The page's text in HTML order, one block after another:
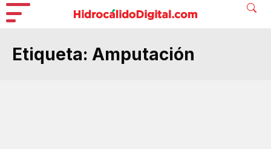
Etiqueta: Amputación